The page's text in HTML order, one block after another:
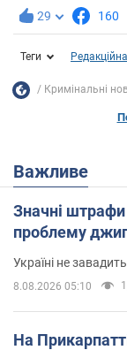
29 160
Теги
Кримінальні
Важливе
Значні штрафи
проблему
Україні не
8.08.2026 05:10
На